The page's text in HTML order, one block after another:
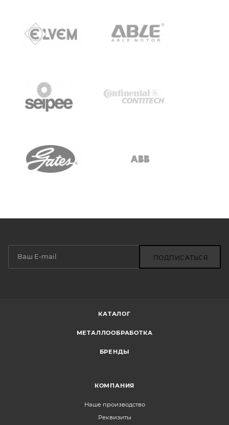
ПОДПИСАТЬСЯ
КАТАЛОГ
МЕТАЛЛООБРАБОТКА
БРЕНДЫ
КОМПАНИЯ
Наше производство
Реквизиты